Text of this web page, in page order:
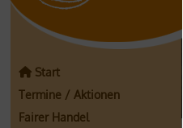
Start
Termine / Aktionen
Fairer Handel